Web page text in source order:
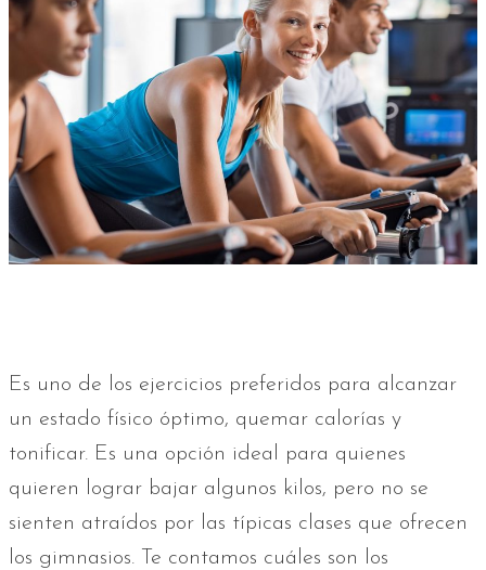
Es uno de los ejercicios preferidos para alcanzar
un estado físico óptimo, quemar calorías y
tonificar. Es una opción ideal para quienes
quieren lograr bajar algunos kilos, pero no se
sienten atraídos por las típicas clases que ofrecen
los gimnasios. Te contamos cuáles son los